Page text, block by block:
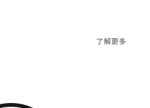
了解更多